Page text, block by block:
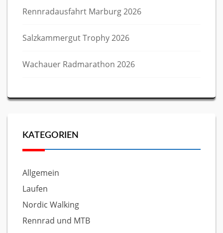
Rennradausfahrt Marburg 2026
Salzkammergut Trophy 2026
Wachauer Radmarathon 2026
KATEGORIEN
Allgemein
Laufen
Nordic Walking
Rennrad und MTB